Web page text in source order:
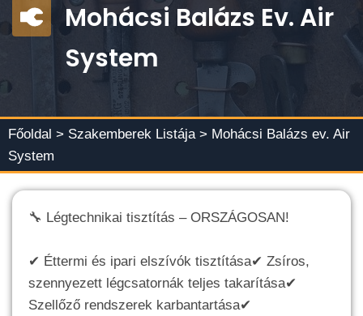
Mohácsi Balázs Ev. Air
System
Főoldal > Szakemberek Listája > Mohácsi Balázs ev. Air
System
🔧 Légtechnikai tisztítás – ORSZÁGOSAN!
✔ Éttermi és ipari elszívók tisztítása✔ Zsíros,
szennyezett légcsatornák teljes takarítása✔
Szellőző rendszerek karbantartása✔